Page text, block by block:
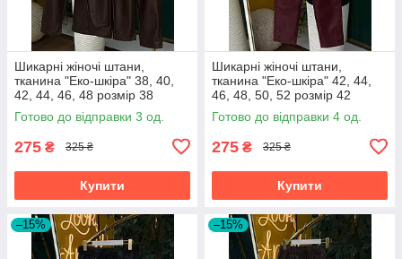
Шикарні жіночі штани,
тканина "Еко-шкіра" 38, 40,
42, 44, 46, 48 розмір 38
Готово до відправки 3 од.
275 ₴ 325 ₴
Купити
Шикарні жіночі штани,
тканина "Еко-шкіра" 42, 44,
46, 48, 50, 52 розмір 42
Готово до відправки 4 од.
275 ₴ 325 ₴
Купити
–15% –15%